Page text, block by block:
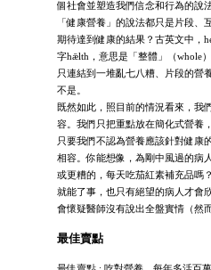
個社會並塑造我們信念和行為的說
「健康營養」的說法都只是片段
期待達到健康的結果？古英文中，
字hǣlth，意思是「整體」（whole
只連結到一堆亂七八糟、片段的營
不是。
既然如此，照目前的情況看來，我
容。我們只把重點放在簡化式營養
只要我們不認為營養應該針對健康
相容。你能想像，為剛中風過的病
或更糟的，每天吃茄紅素補充品嗎
就能了事，也只有絕望的病人才會
會懷疑醫師沒有說出全盤實情（然
最佳賣點